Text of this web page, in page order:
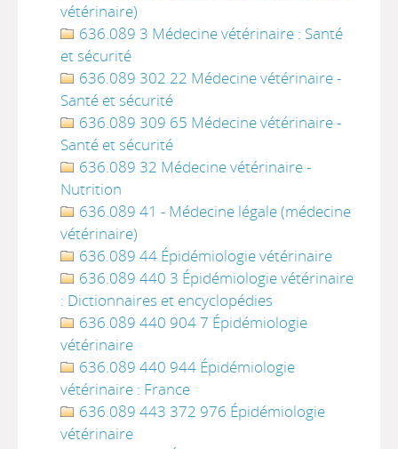
vétérinaire)
636.089 3 Médecine vétérinaire : Santé
et sécurité
636.089 302 22 Médecine vétérinaire -
Santé et sécurité
636.089 309 65 Médecine vétérinaire -
Santé et sécurité
636.089 32 Médecine vétérinaire -
Nutrition
636.089 41 - Médecine légale (médecine
vétérinaire)
636.089 44 Épidémiologie vétérinaire
636.089 440 3 Épidémiologie vétérinaire
: Dictionnaires et encyclopédies
636.089 440 904 7 Épidémiologie
vétérinaire
636.089 440 944 Épidémiologie
vétérinaire : France
636.089 443 372 976 Épidémiologie
vétérinaire